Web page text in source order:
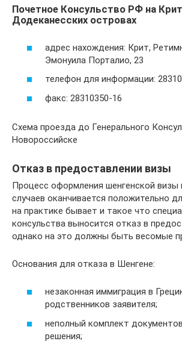
Почетное Консульство РФ на
Додеканесских островах
адрес нахождения: Крит,
Эмонуила Порталио, 23
телефон для информации:
факс: 28310350-16
Схема проезда до Генерального
Новороссийске
Отказ в предоставлении визы
Процесс оформления шенгенской визы
случаев оканчивается положительно
на практике бывает и такое что
консульства выносится отказ в
однако на это должны быть весомые
Основания для отказа в Шенгене:
незаконная иммиграция в
родственников заявителя;
неполный комплект
решения;